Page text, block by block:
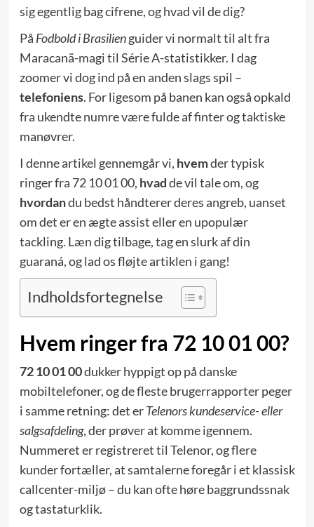
sig egentlig bag cifrene, og hvad vil de dig?
På Fodbold i Brasilienguider vi normalt til alt fra
Maracanã-magi til Série A-statistikker. I dag
zoomer vi dog ind på en anden slags spil –
telefoniens. For ligesom på banen kan også opkald
fra ukendte numre være fulde af finter og taktiske
manøvrer.
I denne artikel gennemgår vi, hvemder typisk
ringer fra 72 10 01 00, hvadde vil tale om, og
hvordandu bedst håndterer deres angreb, uanset
om det er en ægte assist eller en upopulær
tackling. Læn dig tilbage, tag en slurk af din
guaraná, og lad os fløjte artiklen i gang!
Indholdsfortegnelse
Hvem ringer fra 72 10 01 00?
72 10 01 00dukker hyppigt op på danske
mobiltelefoner, og de fleste brugerrapporter peger
i samme retning: det erTelenors kundeservice- eller
salgsafdeling, der prøver at komme igennem.
Nummeret er registreret til Telenor, og flere
kunder fortæller, at samtalerne foregår i et klassisk
callcenter-miljø – du kan ofte høre baggrundssnak
og tastaturklik.